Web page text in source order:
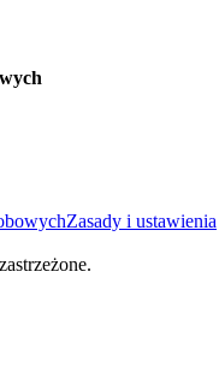
Zasady i ustawienia